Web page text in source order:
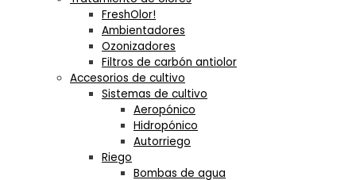
FreshOlor!
Ambientadores
Ozonizadores
Filtros de carbón antiolor
Accesorios de cultivo
Sistemas de cultivo
Aeropónico
Hidropónico
Autorriego
Riego
Bombas de agua